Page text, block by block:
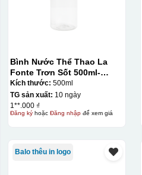
Bình Nước Thể Thao La
Fonte Trơn Sốt 500ml-
010009
Kích thước: 500ml
TG sản xuất: 10 ngày
1**.000 ₫
Đăng kýhoặc Đăng nhậpđể xem giá
Balo thêu in logo